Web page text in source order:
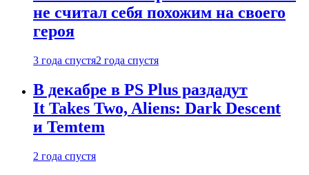
не считал себя похожим на своего
героя
3 года спустя2 года спустя
В декабре в PS Plus раздадут
It Takes Two, Aliens: Dark Descent
и Temtem
2 года спустя